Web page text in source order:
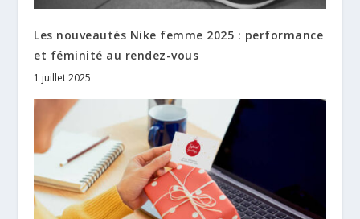
Les nouveautés Nike femme 2025 : performance
et féminité au rendez-vous
1 juillet 2025